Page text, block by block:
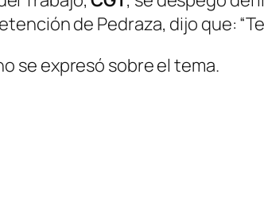
de Pedraza, dijo que:
se expresó sobre el tema.